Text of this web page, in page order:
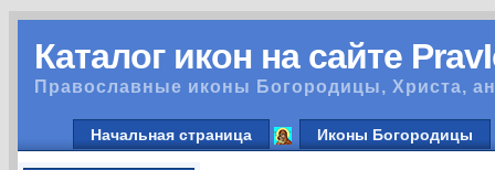
Каталог икон на сайте
Православные иконы Богородицы, Христа,
Начальная страница Иконы Богородицы